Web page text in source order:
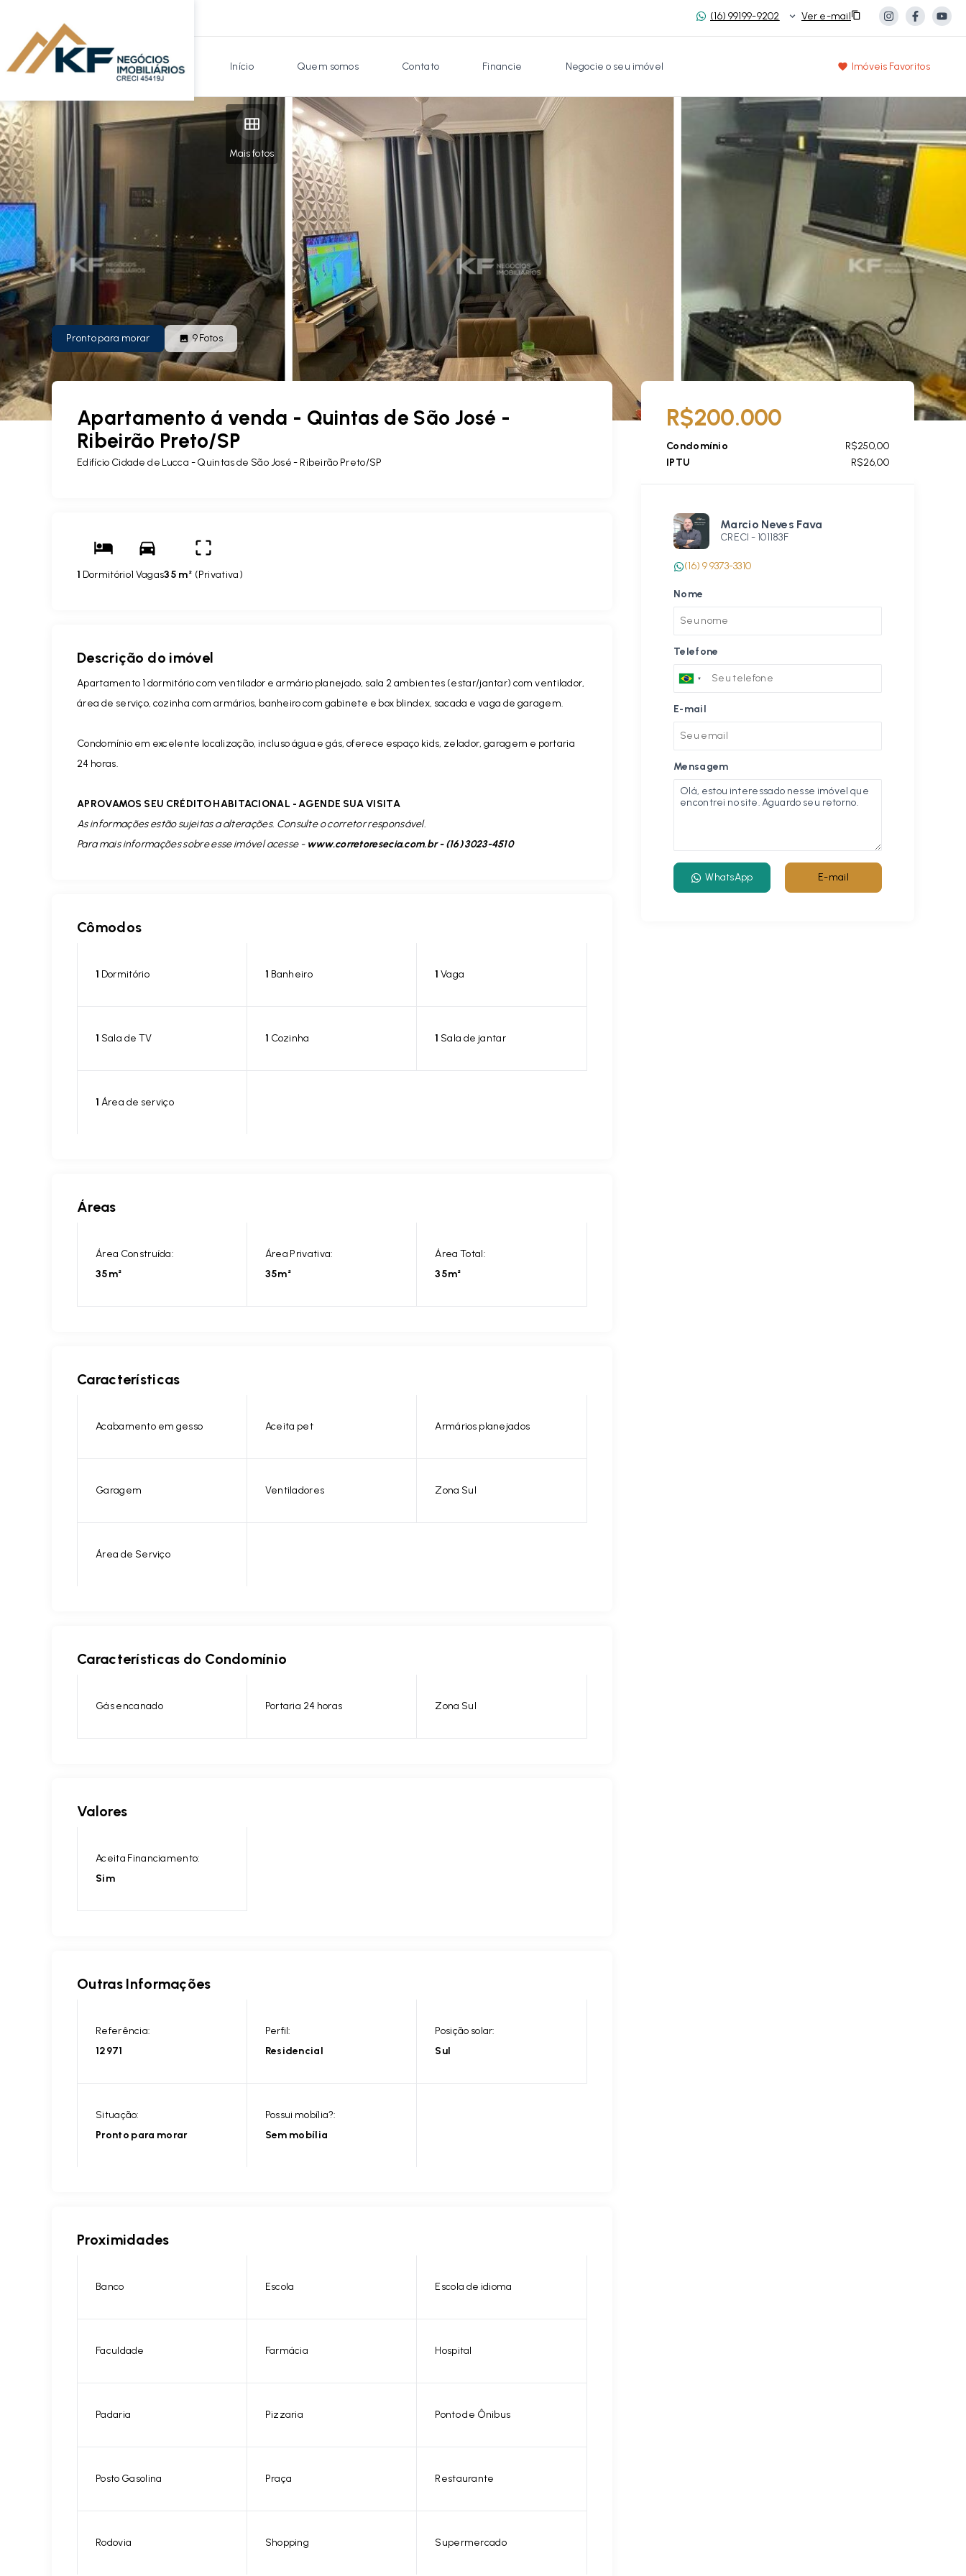
(16) 99199-9202 Ver e-mail
Início Quem somos Contato Financie Negocie o seu imóvel Imóveis Favoritos
Mais fotos
Pronto para morar 9Fotos
Apartamento á venda - Quintas de São José -
Ribeirão Preto/SP
Edifício Cidade de Lucca -Quintas de São José - Ribeirão Preto/SP
1 Dormitório1 Vagas35 m² (Privativa)
Descrição do imóvel
Apartamento 1 dormitório com ventilador e armário planejado, sala 2 ambientes (estar/jantar) com ventilador,
área de serviço, cozinha com armários, banheiro com gabinete e box blindex, sacada e vaga de garagem.
Condomínio em excelente localização, incluso água e gás, oferece espaço kids, zelador, garagem e portaria
24 horas.
APROVAMOS SEU CRÉDITO HABITACIONAL - AGENDE SUA VISITA
As informações estão sujeitas a alterações. Consulte o corretor responsável.
Para mais informações sobre esse imóvel acesse - www.corretoresecia.com.br - (16) 3023-4510
Cômodos
1 Dormitório 1 Banheiro 1 Vaga
1 Sala de TV 1 Cozinha 1 Sala de jantar
1 Área de serviço
Áreas
Área Construída:
35m²
Área Privativa:
35m²
Área Total:
35m²
Características
Acabamento em gesso Aceita pet Armários planejados
Garagem Ventiladores Zona Sul
Área de Serviço
Características do Condomínio
Gás encanado Portaria 24 horas Zona Sul
Valores
Aceita Financiamento:
Sim
Outras Informações
Referência:
12971
Perfil:
Residencial
Posição solar:
Sul
Situação:
Pronto para morar
Possui mobília?:
Sem mobília
Proximidades
Banco Escola Escola de idioma
Faculdade Farmácia Hospital
Padaria Pizzaria Ponto de Ônibus
Posto Gasolina Praça Restaurante
Rodovia Shopping Supermercado
R$200.000
Condomínio
R$250,00
IPTU
R$26,00
Marcio Neves Fava
CRECI - 101183F
(16) 9 9373-3310
Nome
Telefone
E-mail
Mensagem
WhatsApp E-mail